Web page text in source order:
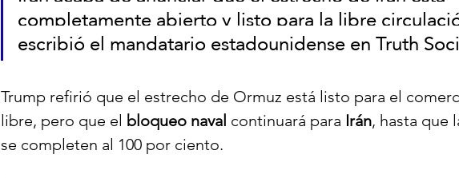
completamente abierto y listo para la libre
escribió el mandatario estadounidense en Truth
Trump refirió que el estrecho de Ormuz está listo para el
libre, pero que el bloqueo naval continuará para Irán, hasta que
se completen al 100 por ciento.